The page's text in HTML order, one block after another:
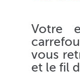
Votre
vous
et le fil